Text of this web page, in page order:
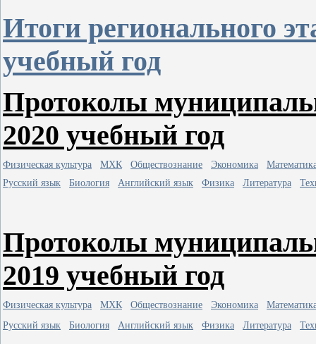
Итоги регионального
учебный год
Протоколы
2020 учебный год
Физическая культура МХК Обществознание Экономика
Русский язык
Биология Английский язык Физика Литература
Протоколы
2019 учебный год
Физическая культура МХК Обществознание Экономика
Русский язык
Биология Английский язык Физика Литература